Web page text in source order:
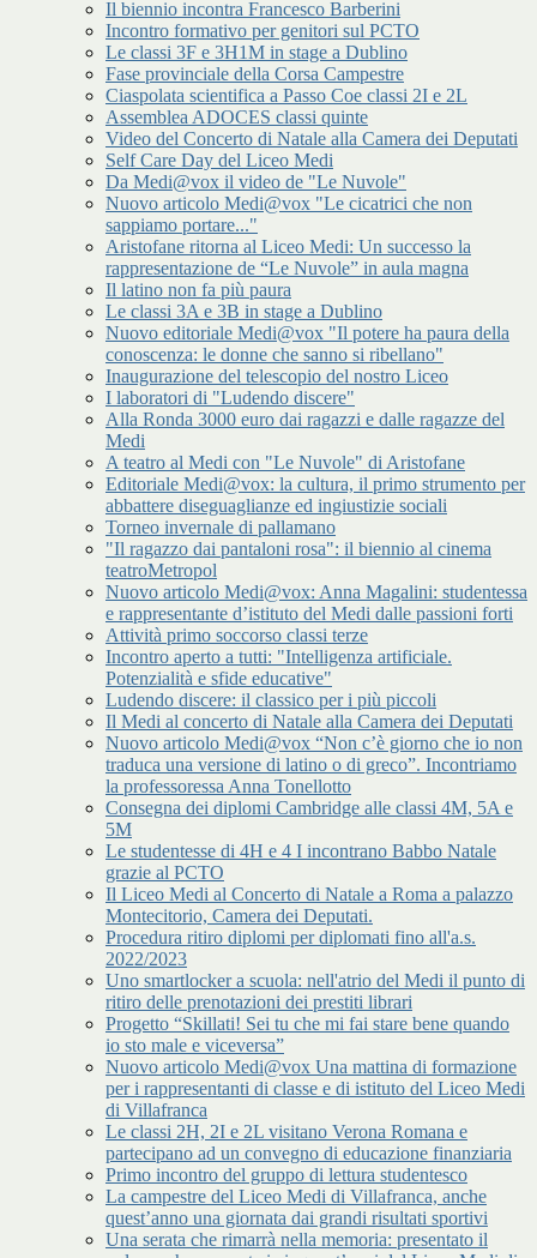
Il biennio incontra Francesco Barberini
Incontro formativo per genitori sul PCTO
Le classi 3F e 3H1M in stage a Dublino
Fase provinciale della Corsa Campestre
Ciaspolata scientifica a Passo Coe classi 2I e 2L
Assemblea ADOCES classi quinte
Video del Concerto di Natale alla Camera dei Deputati
Self Care Day del Liceo Medi
Da Medi@vox il video de "Le Nuvole"
Nuovo articolo Medi@vox "Le cicatrici che non
sappiamo portare..."
Aristofane ritorna al Liceo Medi: Un successo la
rappresentazione de “Le Nuvole” in aula magna
Il latino non fa più paura
Le classi 3A e 3B in stage a Dublino
Nuovo editoriale Medi@vox "Il potere ha paura della
conoscenza: le donne che sanno si ribellano"
Inaugurazione del telescopio del nostro Liceo
I laboratori di "Ludendo discere"
Alla Ronda 3000 euro dai ragazzi e dalle ragazze del
Medi
A teatro al Medi con "Le Nuvole" di Aristofane
Editoriale Medi@vox: la cultura, il primo strumento per
abbattere diseguaglianze ed ingiustizie sociali
Torneo invernale di pallamano
"Il ragazzo dai pantaloni rosa": il biennio al cinema
teatroMetropol
Nuovo articolo Medi@vox: Anna Magalini: studentessa
e rappresentante d’istituto del Medi dalle passioni forti
Attività primo soccorso classi terze
Incontro aperto a tutti: "Intelligenza artificiale.
Potenzialità e sfide educative"
Ludendo discere: il classico per i più piccoli
Il Medi al concerto di Natale alla Camera dei Deputati
Nuovo articolo Medi@vox “Non c’è giorno che io non
traduca una versione di latino o di greco”. Incontriamo
la professoressa Anna Tonellotto
Consegna dei diplomi Cambridge alle classi 4M, 5A e
5M
Le studentesse di 4H e 4 I incontrano Babbo Natale
grazie al PCTO
Il Liceo Medi al Concerto di Natale a Roma a palazzo
Montecitorio, Camera dei Deputati.
Procedura ritiro diplomi per diplomati fino all'a.s.
2022/2023
Uno smartlocker a scuola: nell'atrio del Medi il punto di
ritiro delle prenotazioni dei prestiti librari
Progetto “Skillati! Sei tu che mi fai stare bene quando
io sto male e viceversa”
Nuovo articolo Medi@vox Una mattina di formazione
per i rappresentanti di classe e di istituto del Liceo Medi
di Villafranca
Le classi 2H, 2I e 2L visitano Verona Romana e
partecipano ad un convegno di educazione finanziaria
Primo incontro del gruppo di lettura studentesco
La campestre del Liceo Medi di Villafranca, anche
quest’anno una giornata dai grandi risultati sportivi
Una serata che rimarrà nella memoria: presentato il